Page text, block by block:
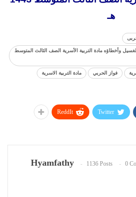
هـ
وأخطاؤه مادة التربية الأسرية الصف الثالث المتوسط
فواز الحربي مادة التربية الاسرية
Twitter
ReddIt
Hyamfathy 1136 Posts 0